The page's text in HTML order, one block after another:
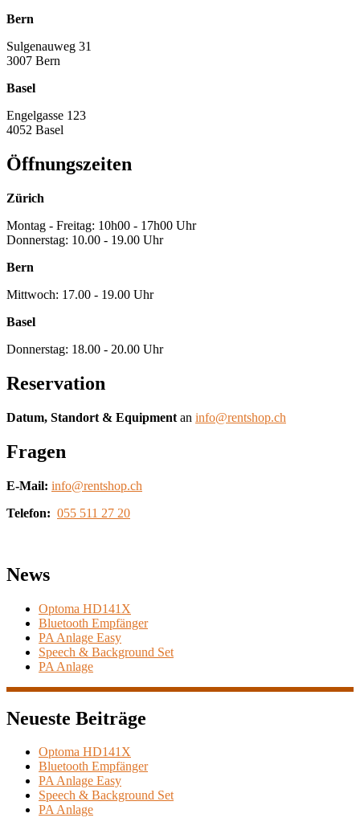
Bern
Sulgenauweg 31
3007 Bern
Basel
Engelgasse 123
4052 Basel
Öffnungszeiten
Zürich
Montag - Freitag: 10h00 - 17h00 Uhr
Donnerstag: 10.00 - 19.00 Uhr
Bern
Mittwoch: 17.00 - 19.00 Uhr
Basel
Donnerstag: 18.00 - 20.00 Uhr
Reservation
Datum, Standort & Equipment an info@rentshop.ch
Fragen
E-Mail: info@rentshop.ch
Telefon: 055 511 27 20
News
Optoma HD141X
Bluetooth Empfänger
PA Anlage Easy
Speech & Background Set
PA Anlage
Neueste Beiträge
Optoma HD141X
Bluetooth Empfänger
PA Anlage Easy
Speech & Background Set
PA Anlage